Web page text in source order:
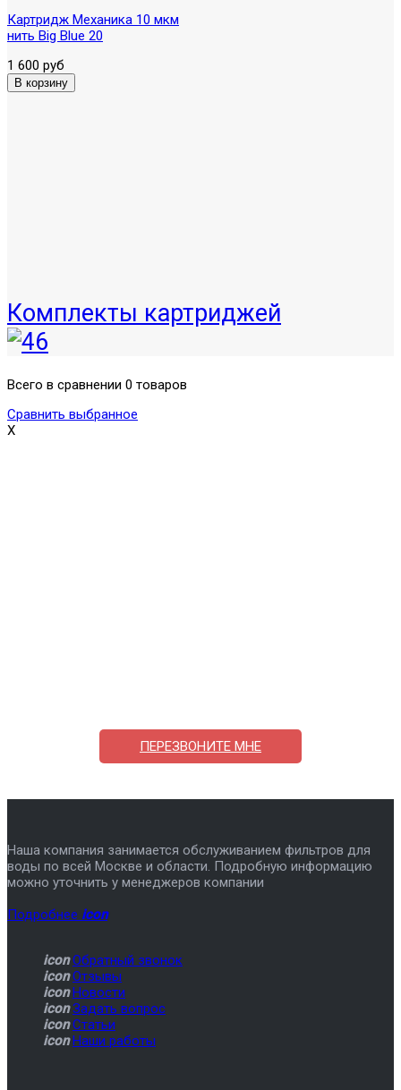
Картридж Механика 10 мкм
нить Вig Blue 20
1 600 руб
Комплекты картриджей
Всего в сравнении 0 товаров
Сравнить выбранное
X
ПЕРЕЗВОНИТЕ МНЕ
Наша компания занимается обслуживанием фильтров для
воды по всей Москве и области. Подробную информацию
можно уточнить у менеджеров компании
Подробнее icon
icon Обратный звонок
icon Отзывы
icon Новости
icon Задать вопрос
icon Статьи
icon Наши работы